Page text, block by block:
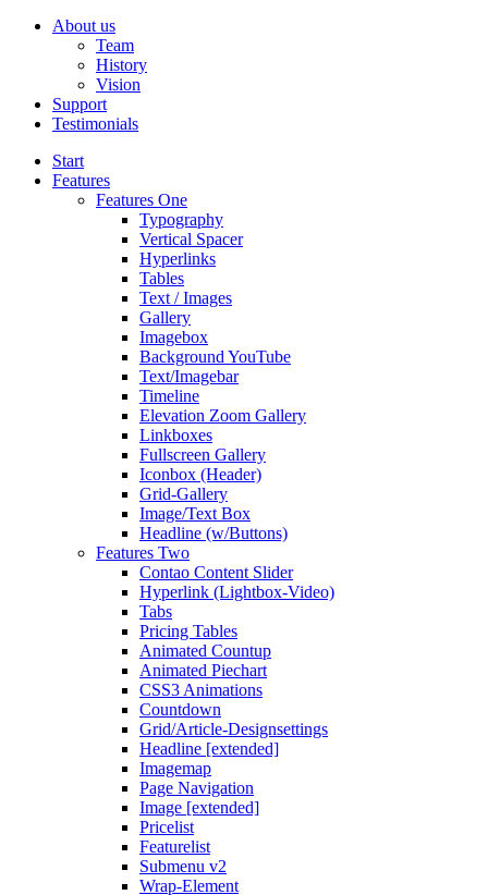
About us
Team
History
Vision
Support
Testimonials
Start
Features
Features One
Typography
Vertical Spacer
Hyperlinks
Tables
Text / Images
Gallery
Imagebox
Background YouTube
Text/Imagebar
Timeline
Elevation Zoom Gallery
Linkboxes
Fullscreen Gallery
Iconbox (Header)
Grid-Gallery
Image/Text Box
Headline (w/Buttons)
Features Two
Contao Content Slider
Hyperlink (Lightbox-Video)
Tabs
Pricing Tables
Animated Countup
Animated Piechart
CSS3 Animations
Countdown
Grid/Article-Designsettings
Headline [extended]
Imagemap
Page Navigation
Image [extended]
Pricelist
Featurelist
Submenu v2
Wrap-Element